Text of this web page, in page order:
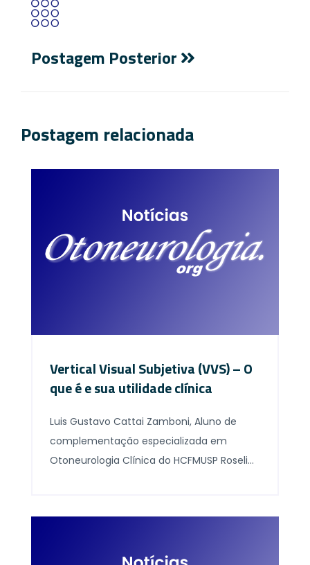
Postagem Posterior
Postagem relacionada
Vertical Visual Subjetiva (VVS) – O
que é e sua utilidade clínica
Luis Gustavo Cattai Zamboni, Aluno de
complementação especializada em
Otoneurologia Clínica do HCFMUSP Roseli
HCFMUSP. No ano de 1510, durante a pintura
passou a apresentar dificuldades de